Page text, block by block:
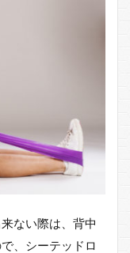
ない際は、背中
、シーテッドロ